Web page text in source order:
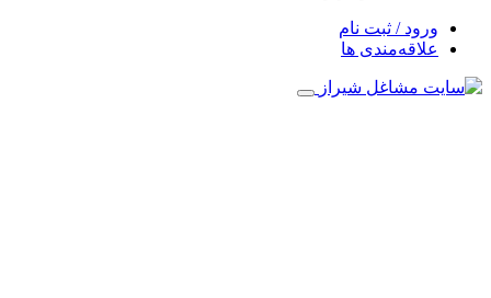
ورود / ثبت نام
علاقه‌مندی ها